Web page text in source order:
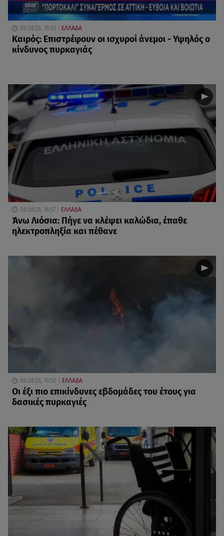
06.08.26, 18:35 ΕΛΛΑΔΑ
Καιρός: Επιστρέφουν οι ισχυροί άνεμοι - Υψηλός ο
κίνδυνος πυρκαγιάς
06.08.26, 16:57 ΕΛΛΑΔΑ
Άνω Λιόσια: Πήγε να κλέψει καλώδια, έπαθε
ηλεκτροπληξία και πέθανε
06.08.26, 16:50 ΕΛΛΑΔΑ
Οι έξι πιο επικίνδυνες εβδομάδες του έτους για
δασικές πυρκαγιές